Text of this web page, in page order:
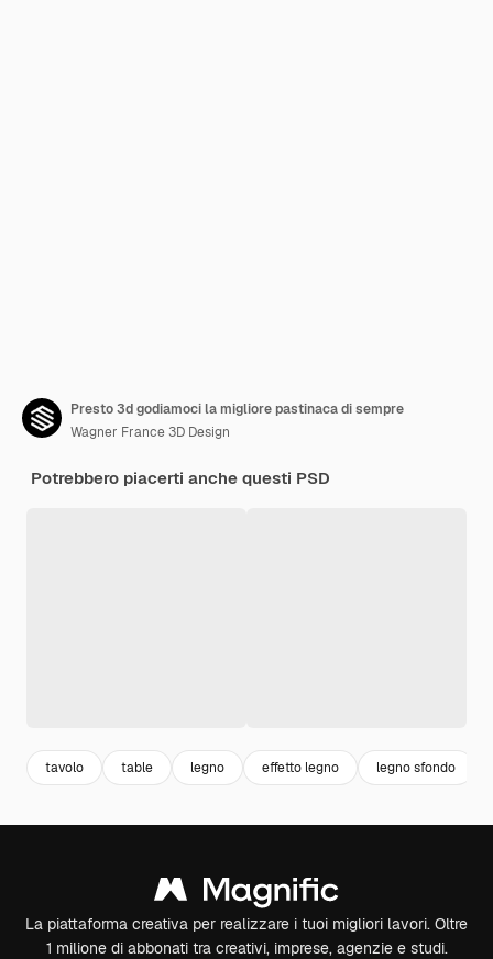
Presto 3d godiamoci la migliore pastinaca di sempre
Wagner France 3D Design
Potrebbero piacerti anche questi PSD
tavolo table legno effetto legno legno sfondo
La piattaforma creativa per realizzare i tuoi migliori lavori. Oltre
1 milione di abbonati tra creativi, imprese, agenzie e studi.